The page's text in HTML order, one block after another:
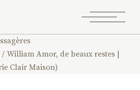
William Amor, de beaux restes |
Clair Maison)